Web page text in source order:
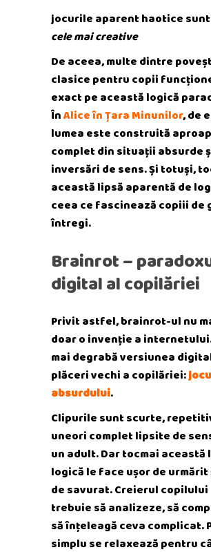
jocurile aparent haotice
cele mai creative
De aceea, multe dintre
clasice pentru copii
exact pe această logică
ÎnAlice în Țara Minunilor, de
lumea este construită
complet din situații absurde
inversări de sens. Și totuși,
această lipsă aparentă de
ceea ce fascinează copiii de
întregi.
Brainrot –
digital al copilăriei
Privit astfel, brainrot-ul nu
doar o invenție a
mai degrabă versiunea
plăceri vechi a copilăriei:
absurdului.
Clipurile sunt scurte,
uneori complet lipsite de
un adult. Dar tocmai această
logică le face ușor de urmărit
de savurat. Creierul copilului
trebuie să analizeze, să
să înțeleagă ceva complicat.
simplu se relaxează pentru